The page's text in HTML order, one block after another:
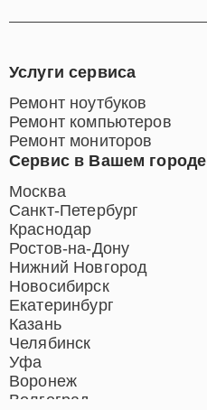
Сервис в Вашем городе
Москва
Санкт-Петербург
Краснодар
Ростов-на-Дону
Нижний Новгород
Новосибирск
Екатеринбург
Казань
Челябинск
Уфа
Воронеж
Волгоград
Услуги сервиса
Ремонт ноутбуков
Ремонт компьютеров
Ремонт мониторов